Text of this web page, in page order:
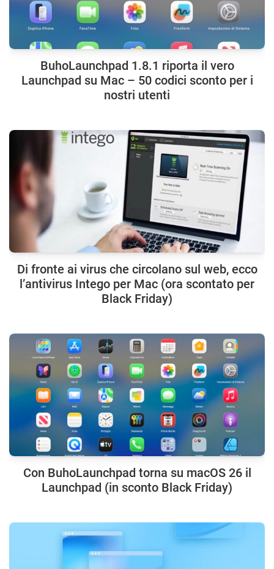
BuhoLaunchpad 1.8.1 riporta il vero
Launchpad su Mac – 50 codici sconto per i
nostri utenti
Di fronte ai virus che circolano sul web, ecco
l’antivirus Intego per Mac (ora scontato per
Black Friday)
Con BuhoLaunchpad torna su macOS 26 il
Launchpad (in sconto Black Friday)